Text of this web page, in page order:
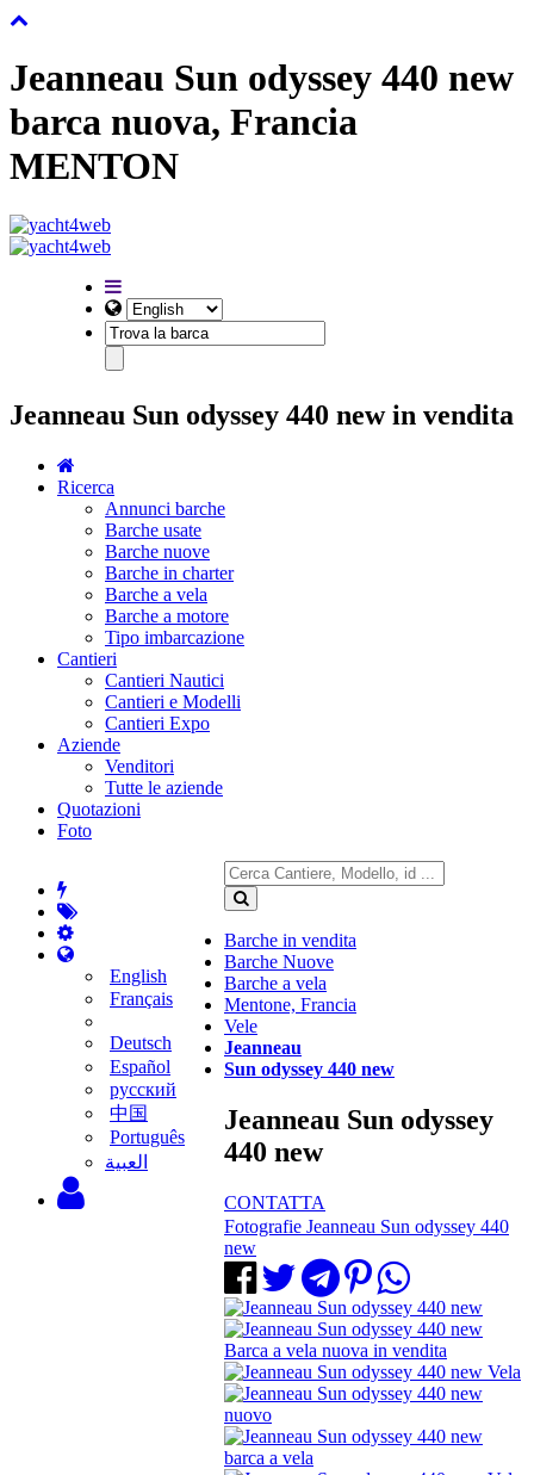
Jeanneau Sun odyssey 440 new
barca nuova, Francia
MENTON
Jeanneau Sun odyssey 440 new in vendita
Ricerca
Annunci barche
Barche usate
Barche nuove
Barche in charter
Barche a vela
Barche a motore
Tipo imbarcazione
Cantieri
Cantieri Nautici
Cantieri e Modelli
Cantieri Expo
Aziende
Venditori
Tutte le aziende
Quotazioni
Foto
English
Français
Deutsch
Español
русский
中国
Português
‫العبية
Barche in vendita
Barche Nuove
Barche a vela
Mentone, Francia
Vele
Jeanneau
Sun odyssey 440 new
Jeanneau Sun odyssey
440 new
CONTATTA
Fotografie Jeanneau Sun odyssey 440
new